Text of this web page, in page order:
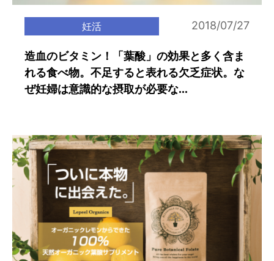
妊活 2018/07/27
造血のビタミン！「葉酸」の効果と多く含ま
れる食べ物。不足すると表れる欠乏症状。な
ぜ妊婦は意識的な摂取が必要な...